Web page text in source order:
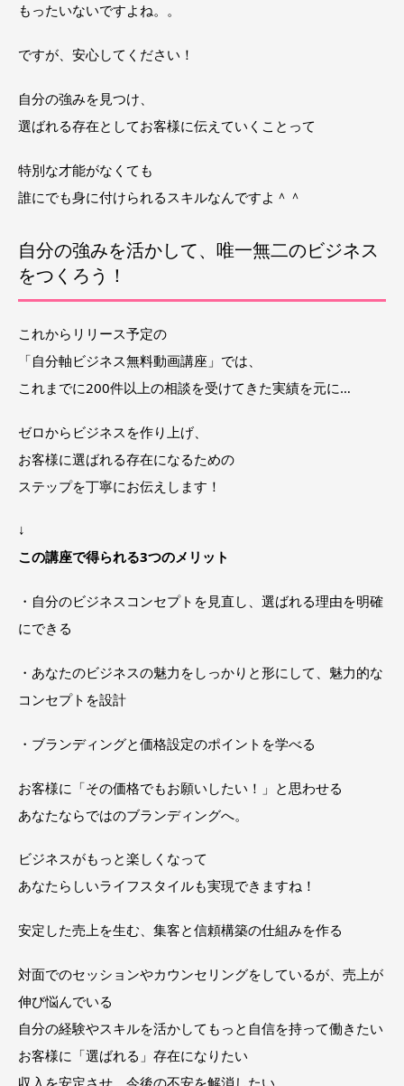
もったいないですよね。。
ですが、安心してください！
自分の強みを見つけ、
選ばれる存在としてお客様に伝えていくことって
特別な才能がなくても
誰にでも身に付けられるスキルなんですよ＾＾
自分の強みを活かして、唯一無二のビジネス
をつくろう！
これからリリース予定の
「自分軸ビジネス無料動画講座」では、
これまでに200件以上の相談を受けてきた実績を元に…
ゼロからビジネスを作り上げ、
お客様に選ばれる存在になるための
ステップを丁寧にお伝えします！
↓
この講座で得られる3つのメリット
・自分のビジネスコンセプトを見直し、選ばれる理由を明確
にできる
・あなたのビジネスの魅力をしっかりと形にして、魅力的な
コンセプトを設計
・ブランディングと価格設定のポイントを学べる
お客様に「その価格でもお願いしたい！」と思わせる
あなたならではのブランディングへ。
ビジネスがもっと楽しくなって
あなたらしいライフスタイルも実現できますね！
安定した売上を生む、集客と信頼構築の仕組みを作る
対面でのセッションやカウンセリングをしているが、売上が
伸び悩んでいる
自分の経験やスキルを活かしてもっと自信を持って働きたい
お客様に「選ばれる」存在になりたい
収入を安定させ、今後の不安を解消したい